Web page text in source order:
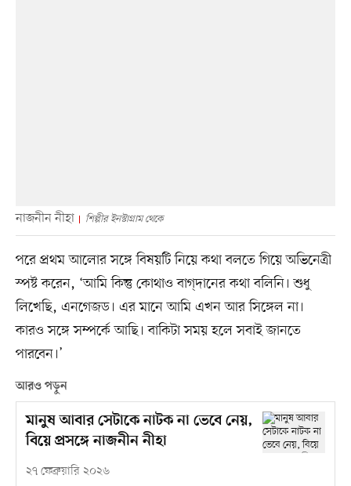
নাজনীন নীহা শিল্পীর ইনস্টাগ্রাম থেকে
পরে প্রথম আলোর সঙ্গে বিষয়টি নিয়ে কথা বলতে গিয়ে অভিনেত্রী
স্পষ্ট করেন, ‘আমি কিন্তু কোথাও বাগ্‌দানের কথা বলিনি। শুধু
লিখেছি, এনগেজড। এর মানে আমি এখন আর সিঙ্গেল না।
কারও সঙ্গে সম্পর্কে আছি। বাকিটা সময় হলে সবাই জানতে
পারবেন।’
আরও পড়ুন
মানুষ আবার সেটাকে নাটক না ভেবে নেয়,
বিয়ে প্রসঙ্গে নাজনীন নীহা
২৭ ফেব্রুয়ারি ২০২৬